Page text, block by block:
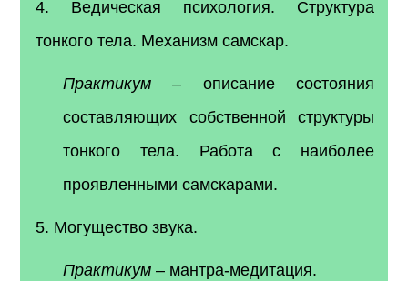
4. Ведическая психология. Структура
тонкого тела. Механизм самскар.
Практикум
– описание состояния
составляющих собственной структуры
тонкого тела. Работа с наиболее
проявленными самскарами.
5. Могущество звука.
Практикум – мантра-медитация.